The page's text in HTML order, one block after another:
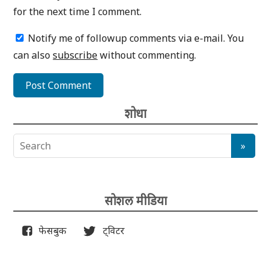
for the next time I comment.
Notify me of followup comments via e-mail. You
can alsosubscribewithout commenting.
शोधा
सोशल मीडिया
फेसबुक ट्विटर